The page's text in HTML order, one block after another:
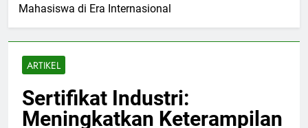
Mahasiswa di Era Internasional
ARTIKEL
Sertifikat Industri:
Meningkatkan Keterampilan